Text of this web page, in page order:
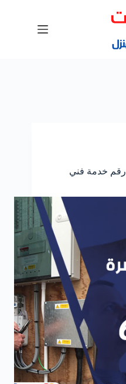
معلم كهربائي السرة 66409555 رقم خدمة فني